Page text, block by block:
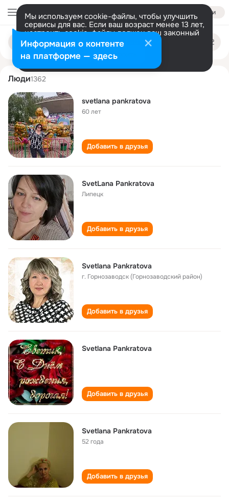
Войти
Мы используем cookie-файлы, чтобы улучшить
сервисы для вас. Если ваш возраст менее 13 лет,
настроить cookie-файлы должен ваш законный
представитель. Больше информации
Разрешить все Настроить
Поиск
людям
svetlana pankratova
Люди1362
svetlana pankratova
60 лет
Добавить в друзья
SvetLana Pankratova
Липецк
Добавить в друзья
Svetlana Pankratova
г. Горнозаводск (Горнозаводский район)
Добавить в друзья
Svetlana Pankratova
Добавить в друзья
Svetlana Pankratova
52 года
Добавить в друзья
Информация о контенте
на платформе — здесь